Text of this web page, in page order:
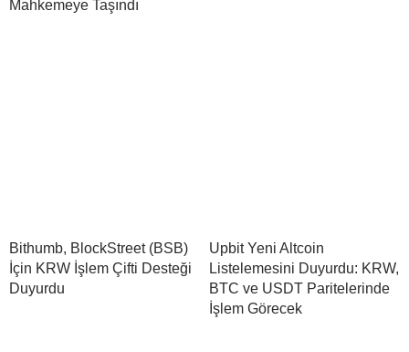
Mahkemeye Taşındı
Bithumb, BlockStreet (BSB)
İçin KRW İşlem Çifti Desteği
Duyurdu
Upbit Yeni Altcoin
Listelemesini Duyurdu: KRW,
BTC ve USDT Paritelerinde
İşlem Görecek